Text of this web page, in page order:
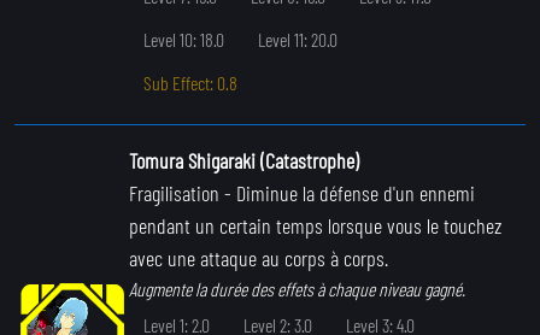
Level 10: 18.0
Level 11: 20.0
Sub Effect: 0.8
Tomura Shigaraki (Catastrophe)
Fragilisation - Diminue la défense d'un ennemi
pendant un certain temps lorsque vous le touchez
avec une attaque au corps à corps.
Augmente la durée des effets à chaque niveau gagné.
Level 1: 2.0
Level 2: 3.0
Level 3: 4.0